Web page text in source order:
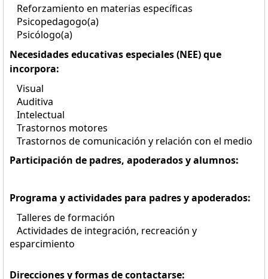
Reforzamiento en materias específicas
Psicopedagogo(a)
Psicólogo(a)
Necesidades educativas especiales (NEE) que
incorpora:
Visual
Auditiva
Intelectual
Trastornos motores
Trastornos de comunicación y relación con el medio
Participación de padres, apoderados y alumnos:
Programa y actividades para padres y apoderados:
Talleres de formación
Actividades de integración, recreación y
esparcimiento
Direcciones y formas de contactarse: